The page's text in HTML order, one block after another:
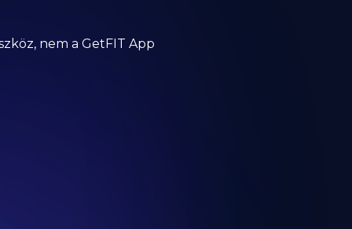
nem a GetFIT App